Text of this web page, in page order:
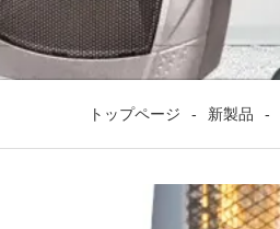
トップページ - 新製品 -